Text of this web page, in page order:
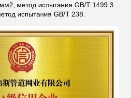
метод испытания GB/T 1499.3.
испытания GB/T 238.